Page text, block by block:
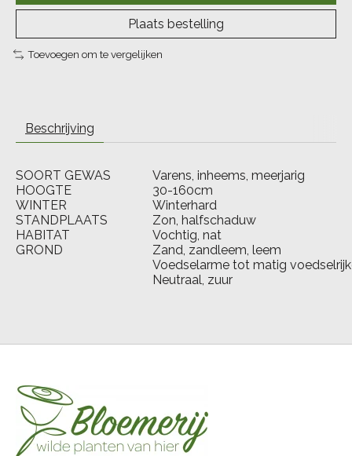
Plaats bestelling
Toevoegen om te vergelijken
Beschrijving
SOORT GEWAS
Varens, inheems, meerjarig
HOOGTE
30-160cm
WINTER
Winterhard
STANDPLAATS
Zon, halfschaduw
HABITAT
Vochtig, nat
GROND
Zand, zandleem, leem
Voedselarme tot matig
Neutraal, zuur